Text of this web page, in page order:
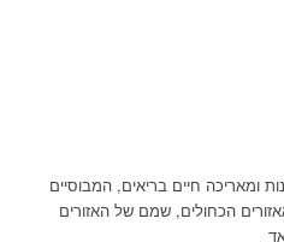
ומאריכה חיים בריאים, המבוסיים
באאזורים הכחולים, שמם של האזורים